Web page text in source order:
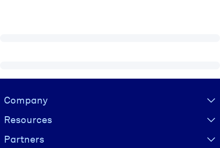
Visually hidden Text
Company
Resources
Partners